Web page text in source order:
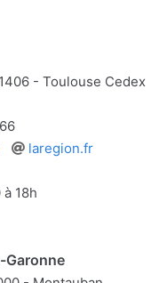
- Toulouse Cedex
Site
laregion.fr
18h
Garonne